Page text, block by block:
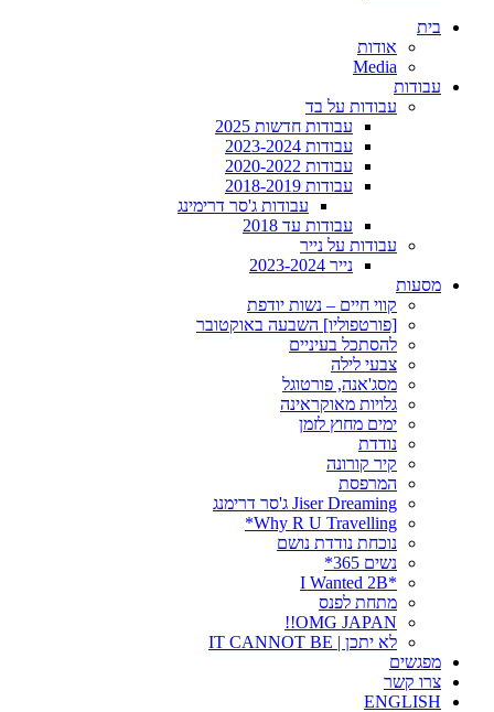
בית
אודות
Media
עבודות
עבודות על בד
עבודות חדשות 2025
עבודות 2023-2024
עבודות 2020-2022
עבודות 2018-2019
עבודות ג'סר דרימינג
עבודות עד 2018
עבודות על נייר
נייר 2023-2024
מסעות
קווי חיים – נשות יודפת
[פורטפוליו] השבעה באוקטובר
להסתכל בעיניים
צבעי לילה
מסג'אנה, פורטוגל
גלויות מאוקראינה
ימים מחוץ לזמן
נודדת
קיר קורונה
המרפסת
Jiser Dreaming ג'סר דרימנג
Why R U Travelling*
נוכחת נודדת נושם
נשים 365*
*I Wanted 2B
מתחת לפנס
OMG JAPAN!!
לא יתכן | IT CANNOT BE
מפגשים
צרו קשר
ENGLISH